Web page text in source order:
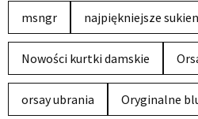
msngr najpiękniejsze
Nowości kurtki damskie
orsay ubrania Oryginalne